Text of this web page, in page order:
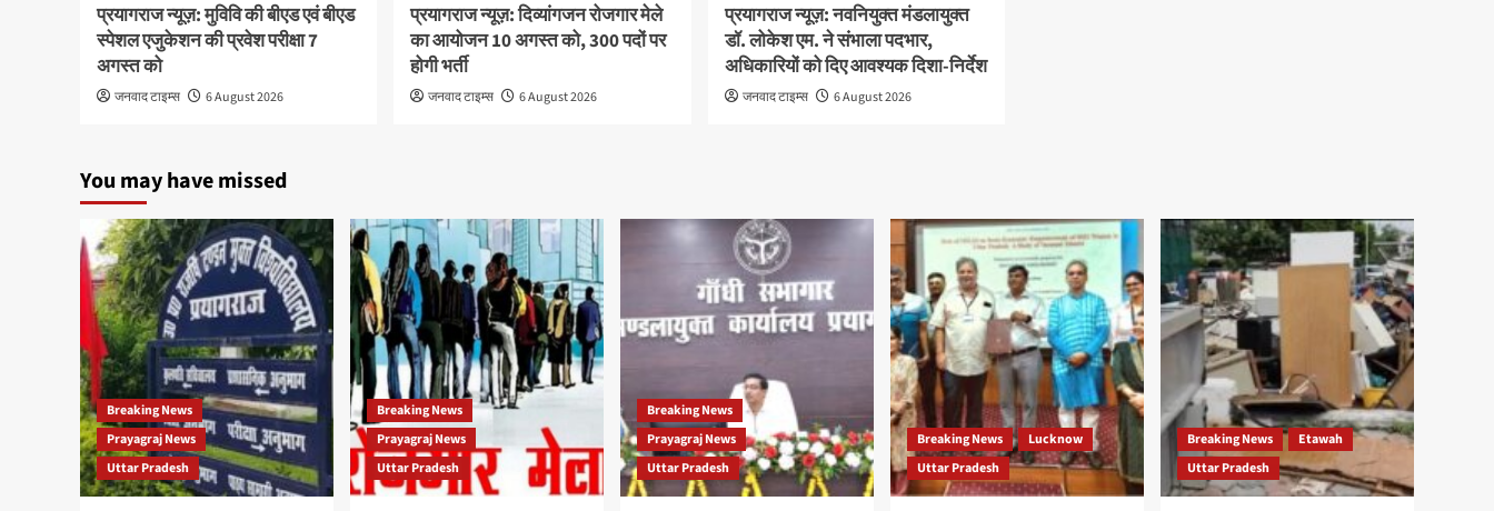
प्रयागराज न्यूज़: मुविवि की बीएड एवं बीएड
स्पेशल एजुकेशन की प्रवेश परीक्षा 7
अगस्त को
जनवाद टाइम्स 6 August 2026
प्रयागराज न्यूज़: दिव्यांगजन रोजगार मेले
का आयोजन 10 अगस्त को, 300 पदों पर
होगी भर्ती
जनवाद टाइम्स 6 August 2026
प्रयागराज न्यूज़: नवनियुक्त मंडलायुक्त
डॉ. लोकेश एम. ने संभाला पदभार,
अधिकारियों को दिए आवश्यक दिशा-निर्देश
जनवाद टाइम्स 6 August 2026
You may have missed
Breaking News
Prayagraj News
Uttar Pradesh
Breaking News
Prayagraj News
Uttar Pradesh
Breaking News
Prayagraj News
Uttar Pradesh
Breaking News
Lucknow
Uttar Pradesh
Breaking News
Etawah
Uttar Pradesh